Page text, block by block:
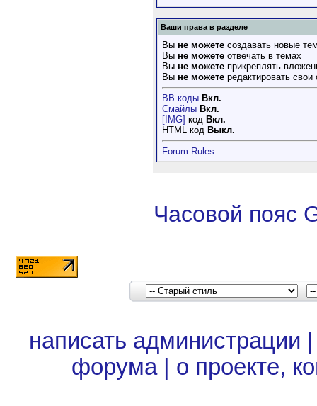
Ваши права в разделе
Вы не можете создавать новые
Вы не можете отвечать в темах
Вы не можете прикреплять
Вы не можете редактировать
BB коды Вкл.
Смайлы Вкл.
[IMG] код Вкл.
HTML код Выкл.
Forum Rules
Часовой пояс
написать администрации
форума| о проекте,